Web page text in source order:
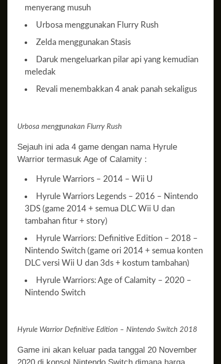
menyerang musuh
Urbosa menggunakan Flurry Rush
Zelda menggunakan Stasis
Daruk mengeluarkan pilar api yang kemudian
meledak
Revali menembakkan 4 anak panah sekaligus
Urbosa menggunakan Flurry Rush
Sejauh ini ada 4 game dengan nama Hyrule
Warrior termasuk Age of Calamity :
Hyrule Warriors – 2014 – Wii U
Hyrule Warriors Legends – 2016 – Nintendo
3DS (game 2014 + semua DLC Wii U dan
tambahan fitur + story)
Hyrule Warriors: Definitive Edition – 2018 –
Nintendo Switch (game ori 2014 + semua konten
DLC versi Wii U dan 3ds + kostum tambahan)
Hyrule Warriors: Age of Calamity – 2020 –
Nintendo Switch
Hyrule Warrior Definitive Edition – Nintendo Switch 2018
Game ini akan keluar pada tanggal 20 November